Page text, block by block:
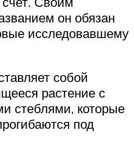
он обязан
исследовавшему
собой
растение с
стеблями, которые
под